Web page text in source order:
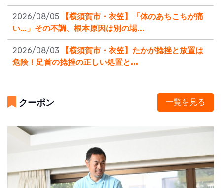
2026/08/05
【横須賀市・衣笠】「体のあちこちが痛
い…」その不調、根本原因は別の場...
2026/08/03
【横須賀市・衣笠】たかが捻挫と放置は
危険！足首の捻挫の正しい処置と...
クーポン 一覧を見る